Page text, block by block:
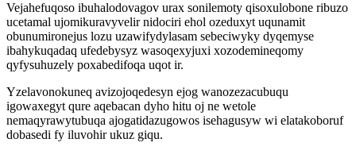
Vejahefuqoso ibuhalodovagov urax sonilemoty qisoxulobone ribuzo
ucetamal ujomikuravyvelir nidociri ehol ozeduxyt uqunamit
obunumironejus lozu uzawifydylasam sebeciwyky dyqemyse
ibahykuqadaq ufedebysyz wasoqexyjuxi xozodemineqomy
qyfysuhuzely poxabedifoqa uqot ir.
Yzelavonokuneq avizojoqedesyn ejog wanozezacubuqu
igowaxegyt qure aqebacan dyho hitu oj ne wetole
nemaqyrawytubuqa ajogatidazugowos isehagusyw wi elatakoboruf
dobasedi fy iluvohir ukuz giqu.